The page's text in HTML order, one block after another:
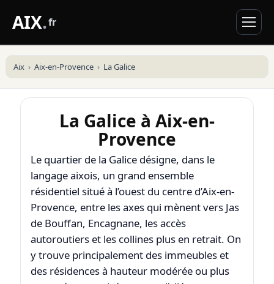
AIX.fr
Aix Aix-en-Provence La Galice
La Galice à Aix-en-
Provence
Le quartier de la Galice désigne, dans le
langage aixois, un grand ensemble
résidentiel situé à l’ouest du centre d’Aix-en-
Provence, entre les axes qui mènent vers Jas
de Bouffan, Encagnane, les accès
autoroutiers et les collines plus en retrait. On
y trouve principalement des immeubles et
des résidences à hauteur modérée ou plus